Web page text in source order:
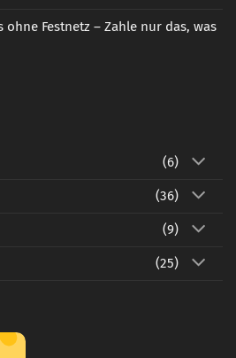
rund
ohne Festnetz – Zahle nur das, was
für
das,
(6)
(36)
(9)
(25)